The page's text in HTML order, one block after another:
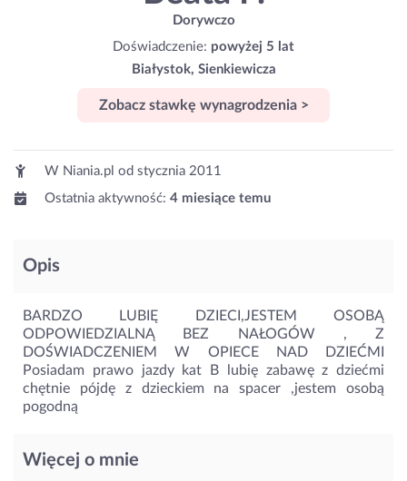
Dorywczo
Doświadczenie: powyżej 5 lat
Białystok, Sienkiewicza
Zobacz stawkę wynagrodzenia >
W Niania.pl od stycznia 2011
Ostatnia aktywność: 4 miesiące temu
Opis
BARDZO LUBIĘ DZIECI,JESTEM OSOBĄ
ODPOWIEDZIALNĄ BEZ NAŁOGÓW , Z
DOŚWIADCZENIEM W OPIECE NAD DZIEĆMI
Posiadam prawo jazdy kat B lubię zabawę z dziećmi
chętnie pójdę z dzieckiem na spacer ,jestem osobą
pogodną
Więcej o mnie